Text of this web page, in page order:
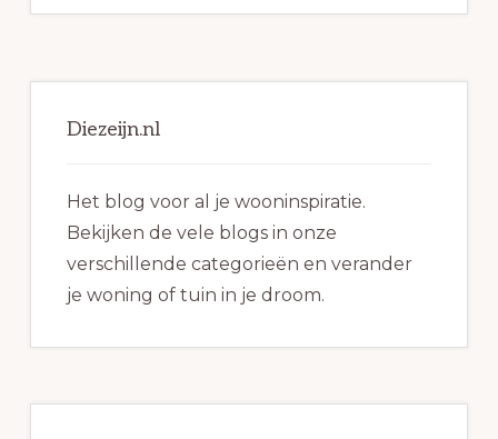
Sidebar
Diezeijn.nl
Het blog voor al je wooninspiratie.
Bekijken de vele blogs in onze
verschillende categorieën en verander
je woning of tuin in je droom.